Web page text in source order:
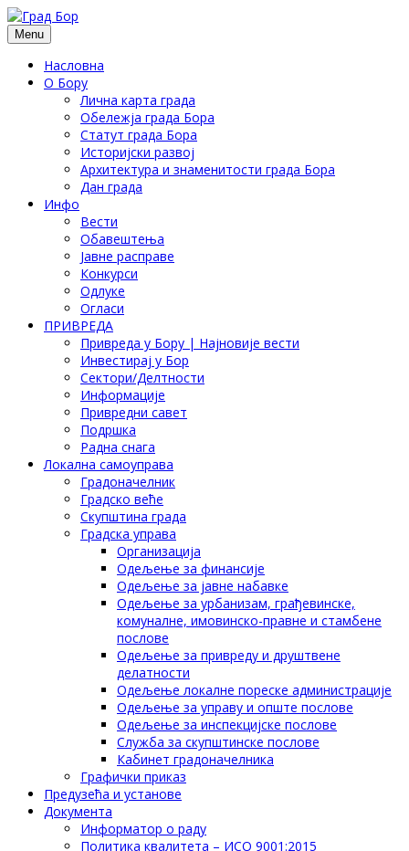
Menu
Насловна
О Бору
Лична карта града
Обележја града Бора
Статут града Бора
Историјски развој
Архитектура и знаменитости града Бора
Дан града
Инфо
Вести
Обавештења
Јавне расправе
Конкурси
Одлуке
Огласи
ПРИВРЕДА
Привреда у Бору | Најновије вести
Инвестирај у Бор
Сектори/Делтности
Информације
Привредни савет
Подршка
Радна снага
Локална самоуправа
Градоначелник
Градско веће
Скупштина града
Градска управа
Организација
Одељење за финансије
Одељење за јавне набавке
Одељење за урбанизам, грађевинске,
комуналне, имовинско-правне и стамбене
послове
Одељење за привреду и друштвене
делатности
Одељење локалне пореске администрације
Одељење за управу и опште послове
Одељење за инспекцијске послове
Служба за скупштинске послове
Кабинет градоначелника
Графички приказ
Предузећа и установе
Документа
Информатор о раду
Политика квалитета – ИСО 9001:2015